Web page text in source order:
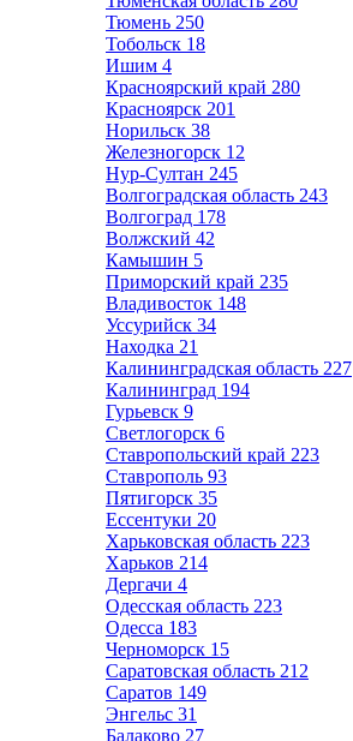
Тюмень 250
Тобольск 18
Ишим 4
Красноярский край 280
Красноярск 201
Норильск 38
Железногорск 12
Нур-Султан 245
Волгоградская область 243
Волгоград 178
Волжский 42
Камышин 5
Приморский край 235
Владивосток 148
Уссурийск 34
Находка 21
Калининградская область 227
Калининград 194
Гурьевск 9
Светлогорск 6
Ставропольский край 223
Ставрополь 93
Пятигорск 35
Ессентуки 20
Харьковская область 223
Харьков 214
Дергачи 4
Одесская область 223
Одесса 183
Черноморск 15
Саратовская область 212
Саратов 149
Энгельс 31
Балаково 27